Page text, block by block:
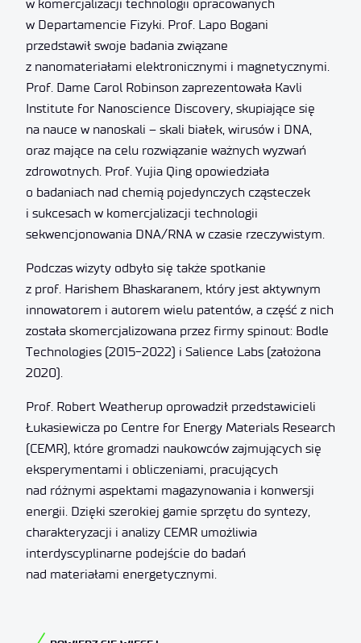
w komercjalizacji technologii opracowanych
w Departamencie Fizyki. Prof. Lapo Bogani
przedstawił swoje badania związane
z nanomateriałami elektronicznymi i magnetycznymi.
Prof. Dame Carol Robinson zaprezentowała Kavli
Institute for Nanoscience Discovery, skupiające się
na nauce w nanoskali – skali białek, wirusów i DNA,
oraz mające na celu rozwiązanie ważnych wyzwań
zdrowotnych. Prof. Yujia Qing opowiedziała
o badaniach nad chemią pojedynczych cząsteczek
i sukcesach w komercjalizacji technologii
sekwencjonowania DNA/RNA w czasie rzeczywistym.
Podczas wizyty odbyło się także spotkanie
z prof. Harishem Bhaskaranem, który jest aktywnym
innowatorem i autorem wielu patentów, a część z nich
została skomercjalizowana przez firmy spinout: Bodle
Technologies (2015-2022) i Salience Labs (założona
2020).
Prof. Robert Weatherup oprowadził przedstawicieli
Łukasiewicza po Centre for Energy Materials Research
(CEMR), które gromadzi naukowców zajmujących się
eksperymentami i obliczeniami, pracujących
nad różnymi aspektami magazynowania i konwersji
energii. Dzięki szerokiej gamie sprzętu do syntezy,
charakteryzacji i analizy CEMR umożliwia
interdyscyplinarne podejście do badań
nad materiałami energetycznymi.